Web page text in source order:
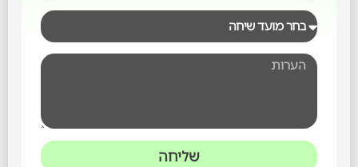
שליחה